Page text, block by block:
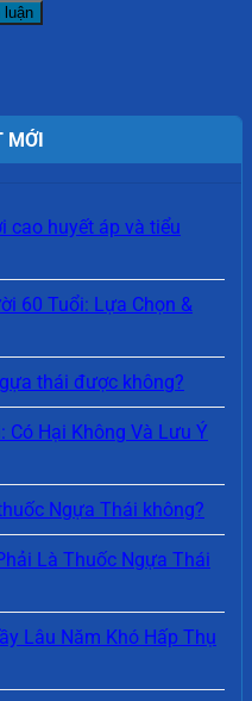
MỚI
cao huyết áp và tiểu
60 Tuổi: Lựa Chọn &
thái được không?
Có Hại Không Và Lưu Ý
Ngựa Thái không?
Là Thuốc Ngựa Thái
Lâu Năm Khó Hấp Thụ